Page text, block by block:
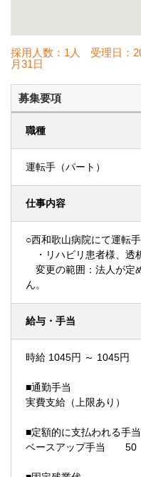
採用人数：1人 受理日：
月31日
募集要項
職種
運転手（パート）
仕事内容
○西和歌山病院にて運転
・リハビリ患者様、
変更の範囲：法人が
ん。
給与・手当
時給 1045円 ～ 1045円
■通勤手当
実費支給（上限あり）
■定額的に支払われる手当
ベースアップ手当